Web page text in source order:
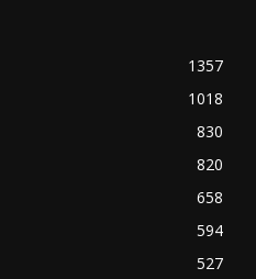
1357
1018
830
820
658
594
527